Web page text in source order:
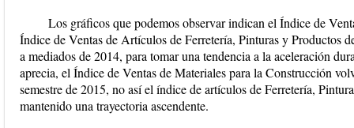
Los gráficos que podemos observar indican el Índice de
Índice de Ventas de Artículos de Ferretería, Pinturas y Productos
a mediados de 2014, para tomar una tendencia a la aceleración
aprecia, el Índice de Ventas de Materiales para la Construcción
semestre de 2015, no así el índice de artículos de Ferretería,
mantenido una trayectoria ascendente.